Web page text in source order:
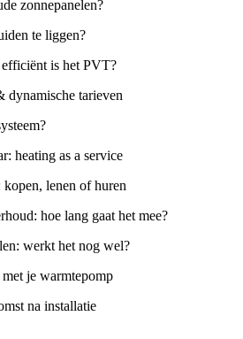
zonnepanelen?
te liggen?
is het PVT?
dynamische tarieven
heating as a service
lenen of huren
hoe lang gaat het mee?
werkt het nog wel?
je warmtepomp
na installatie